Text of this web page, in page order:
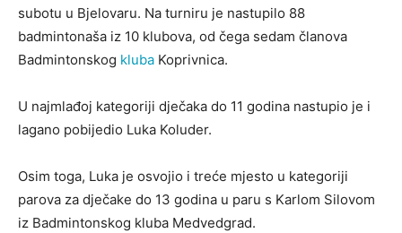
subotu u Bjelovaru. Na turniru je nastupilo 88
badmintonaša iz 10 klubova, od čega sedam članova
Badmintonskog kluba Koprivnica.
U najmlađoj kategoriji dječaka do 11 godina nastupio je i
lagano pobijedio Luka Koluder.
Osim toga, Luka je osvojio i treće mjesto u kategoriji
parova za dječake do 13 godina u paru s Karlom Silovom
iz Badmintonskog kluba Medvedgrad.